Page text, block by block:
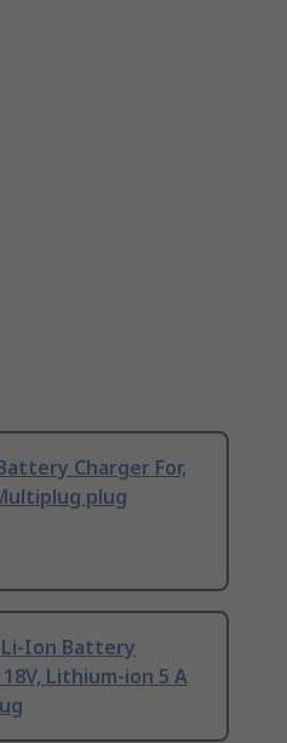
Charger For,
plug
Li-Ion Battery
Lithium-ion 5 A